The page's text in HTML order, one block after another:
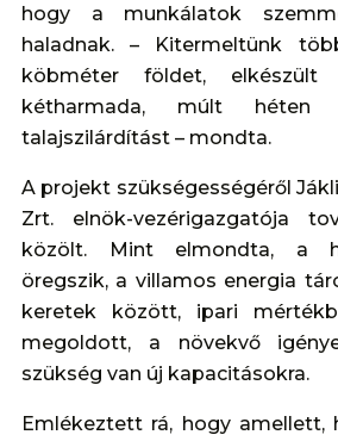
hogy a munkálatok
haladnak. – Kitermeltünk
köbméter földet,
kétharmada, múlt héten
talajszilárdítást – mondta.
A projekt szükségességéről
Zrt. elnök-vezérigazgatója
közölt. Mint elmondta, a
öregszik, a villamos energia
keretek között, ipari
megoldott, a növekvő
szükség van új kapacitásokra.
Emlékeztett rá, hogy